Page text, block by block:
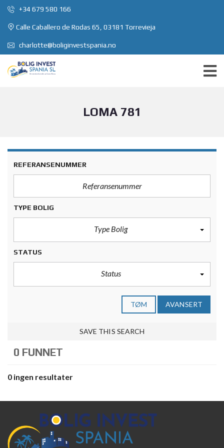
+34 679 580 166
Calle Caballero de Rodas 65, 03181 Torrevieja
charlotte@boliginvestspania.no
LOMA 781
REFERANSENUMMER
TYPE BOLIG
Type Bolig
STATUS
Status
TØM AVANSERT
SAVE THIS SEARCH
0 FUNNET
0 ingen resultater